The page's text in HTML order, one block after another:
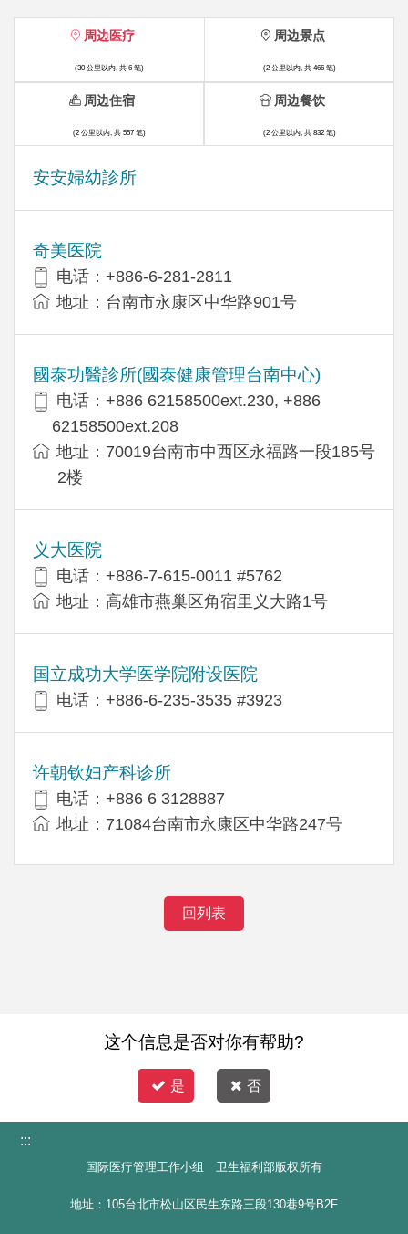
周边医疗
(30 公里以内, 共 6 笔)
安安婦幼診所
奇美医院
电话：+886-6-281-2811
地址：台南市永康区中华路901号
國泰功醫診所(國泰健康管理台南中心)
电话：+886 62158500ext.230, +886
62158500ext.208
地址：70019台南市中西区永福路一段185号
2楼
义大医院
电话：+886-7-615-0011 #5762
地址：高雄市燕巢区角宿里义大路1号
国立成功大学医学院附设医院
电话：+886-6-235-3535 #3923
许朝钦妇产科诊所
电话：+886 6 3128887
地址：71084台南市永康区中华路247号
周边景点
(2 公里以内, 共 466 笔)
周边住宿
(2 公里以内, 共 557 笔)
周边餐饮
(2 公里以内, 共 832 笔)
回列表
这个信息是否对你有帮助?
是 否
:::
国际医疗管理工作小组 卫生福利部版权所有
地址：105台北市松山区民生东路三段130巷9号B2F